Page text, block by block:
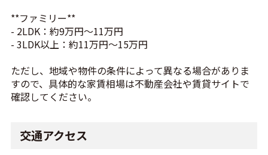
**ファミリー**
- 2LDK：約9万円〜11万円
- 3LDK以上：約11万円〜15万円
ただし、地域や物件の条件によって異なる場合がありま
すので、具体的な家賃相場は不動産会社や賃貸サイトで
確認してください。
交通アクセス